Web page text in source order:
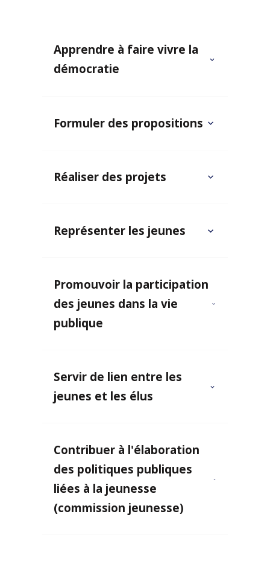
Apprendre à faire vivre la
démocratie
Formuler des propositions
Réaliser des projets
Représenter les jeunes
Promouvoir la participation
des jeunes dans la vie
publique
Servir de lien entre les
jeunes et les élus
Contribuer à l'élaboration
des politiques publiques
liées à la jeunesse
(commission jeunesse)